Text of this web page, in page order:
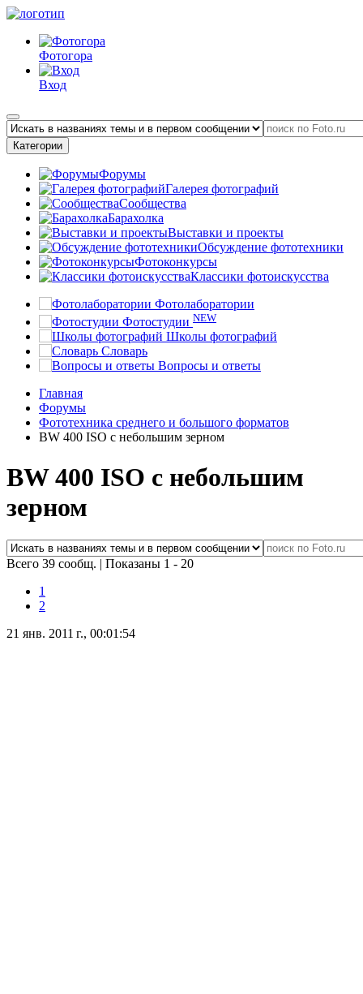
Фотогора
Вход
Категории
Форумы
Галерея фотографий
Сообщества
Барахолка
Выставки и проекты
Обсуждение фототехники
Фотоконкурсы
Классики фотоискусства
Фотолаборатории
Фотостудии NEW
Школы фотографий
Словарь
Вопросы и ответы
Главная
Форумы
Фототехника среднего и большого форматов
BW 400 ISO с небольшим зерном
BW 400 ISO с небольшим
зерном
Всего 39 сообщ. | Показаны 1 - 20
1
2
21 янв. 2011 г., 00:01:54